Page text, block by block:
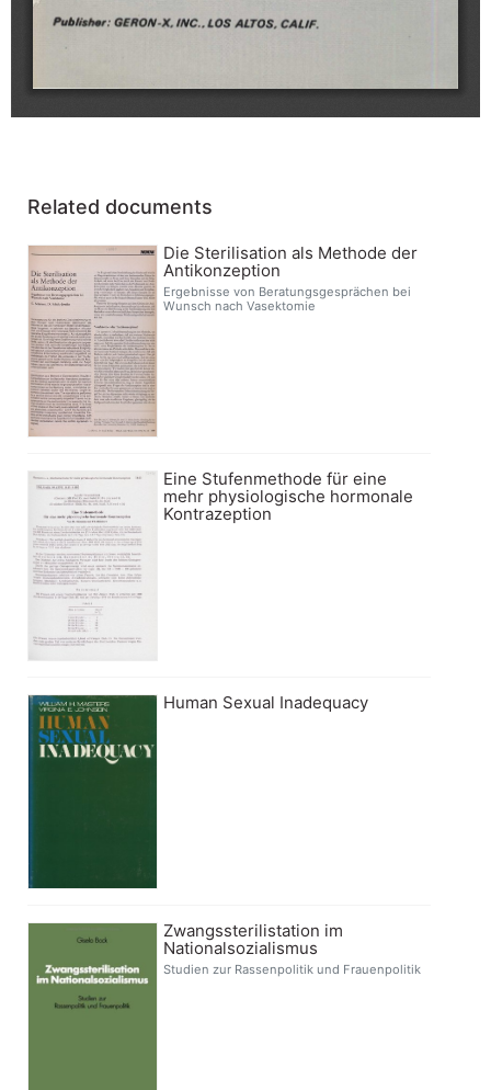
Related documents
Die Sterilisation als Methode der
Antikonzeption
Ergebnisse von Beratungsgesprächen bei
Wunsch nach Vasektomie
Eine Stufenmethode für eine
mehr physiologische hormonale
Kontrazeption
Human Sexual Inadequacy
Zwangssterilistation im
Nationalsozialismus
Studien zur Rassenpolitik und Frauenpolitik